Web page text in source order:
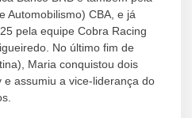
Automobilismo) CBA, e já
pela equipe Cobra Racing
No último fim de
Maria conquistou dois
assumiu a vice-liderança do